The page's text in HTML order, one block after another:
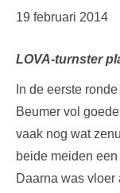
19 februari 2014
LOVA-turnster
In de eerste
Beumer vol
vaak nog wat
beide meiden
Daarna was vloer